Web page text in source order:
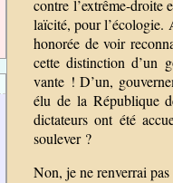
contre l’extrême-droite
laïcité, pour l’écologie.
honorée de voir
cette distinction d’un
vante ! D’un,
élu de la République
dictateurs ont été
soulever ?
Non, je ne renverrai